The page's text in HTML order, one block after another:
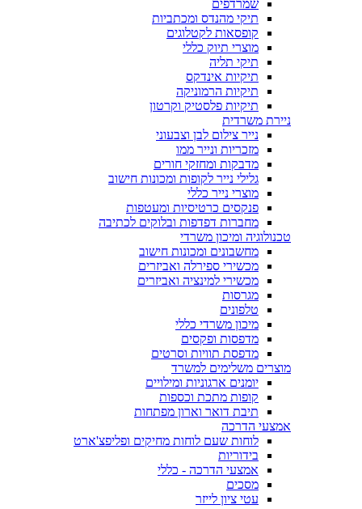
שמרדפים
תיקי מהנדס ומכתביות
קופסאות לקטלוגים
מוצרי תיוק כללי
תיקי תליה
תיקיות אינדקס
תיקיות הרמוניקה
תיקיות פלסטיק וקרטון
ניירת משרדית
נייר צילום לבן וצבעוני
מזכריות ונייר ממו
מדבקות ומחזקי חורים
גלילי נייר לקופות ומכונות חישוב
מוצרי נייר כללי
פנקסים כרטיסיות ומעטפות
מחברות דפדפות ובלוקים לכתיבה
טכנולוגיה ומיכון משרדי
מחשבונים ומכונות חישוב
מכשירי ספירלה ואביזרים
מכשירי למינציה ואביזרים
מגרסות
טלפונים
מיכון משרדי כללי
מדפסות ופקסים
מדפסת תוויות וסרטים
מוצרים משלימים למשרד
יומנים ארגוניות ומילויים
קופות מתכת וכספות
תיבת דואר וארון מפתחות
אמצעי הדרכה
לוחות שעם לוחות מחיקים ופליפצ'ארט
בידוריות
אמצעי הדרכה - כללי
מסכים
עטי ציון לייזר